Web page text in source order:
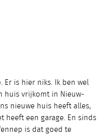
Er is hier niks. Ik ben wel
huis vrijkomt in Nieuw-
nieuwe huis heeft alles,
heeft een garage. En sinds
is dat goed te